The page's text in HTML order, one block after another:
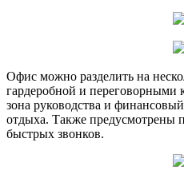
Офис можно разделить на
гардеробной и переговорными
зона руководства и
отдыха. Также предусмотрены
быстрых звонков.